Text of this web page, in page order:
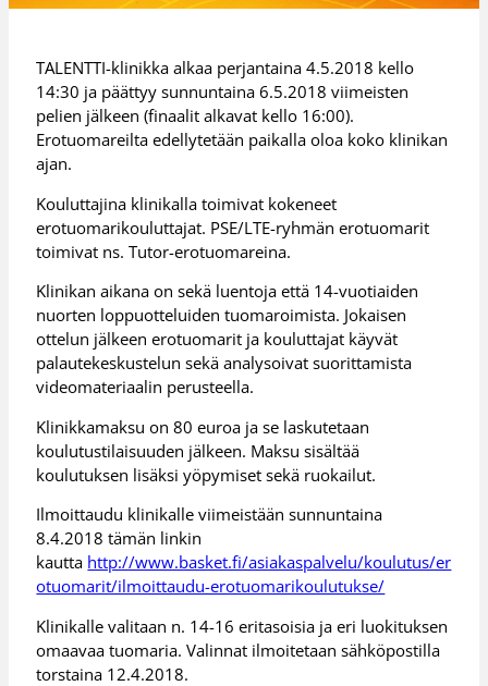
TALENTTI-klinikka alkaa perjantaina 4.5.2018 kello
14:30 ja päättyy sunnuntaina 6.5.2018 viimeisten
pelien jälkeen (finaalit alkavat kello 16:00).
Erotuomareilta edellytetään paikalla oloa koko klinikan
ajan.
Kouluttajina klinikalla toimivat kokeneet
erotuomarikouluttajat. PSE/LTE-ryhmän erotuomarit
toimivat ns. Tutor-erotuomareina.
Klinikan aikana on sekä luentoja että 14-vuotiaiden
nuorten loppuotteluiden tuomaroimista. Jokaisen
ottelun jälkeen erotuomarit ja kouluttajat käyvät
palautekeskustelun sekä analysoivat suorittamista
videomateriaalin perusteella.
Klinikkamaksu on 80 euroa ja se laskutetaan
koulutustilaisuuden jälkeen. Maksu sisältää
koulutuksen lisäksi yöpymiset sekä ruokailut.
Ilmoittaudu klinikalle viimeistään sunnuntaina
8.4.2018 tämän linkin
kautta http://www.basket.fi/asiakaspalvelu/koulutus/er
otuomarit/ilmoittaudu-erotuomarikoulutukse/
Klinikalle valitaan n. 14-16 eritasoisia ja eri luokituksen
omaavaa tuomaria. Valinnat ilmoitetaan sähköpostilla
torstaina 12.4.2018.